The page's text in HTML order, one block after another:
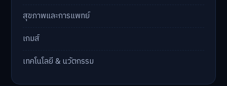
สุขภาพและการแพทย์
เกมส์
เทคโนโลยี & นวัตกรรม